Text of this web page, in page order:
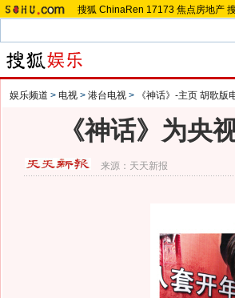
搜狐 ChinaRen 17173 焦点房地产
娱乐频道 > 电视 > 港台电视 > 《神话》-主页 胡歌版
《神话》为央
来源： 天天新报